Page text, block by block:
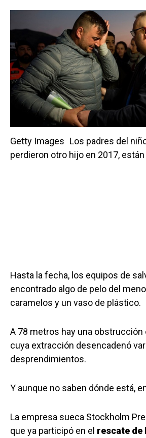
Getty Images Los padres del
perdieron otro hijo en 2017,
Hasta la fecha, los equipos de
encontrado algo de pelo del
caramelos y un vaso de plástico.
A 78 metros hay una obstrucción
cuya extracción desencadenó
desprendimientos.
Y aunque no saben dónde está,
La empresa sueca Stockholm
que ya participó en el rescate de